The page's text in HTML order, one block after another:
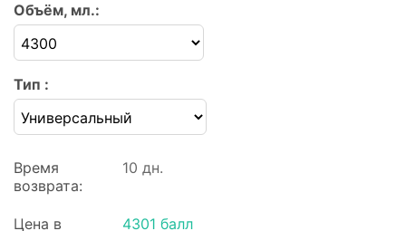
Объём, мл.:
Тип :
Время
возврата:
10 дн.
Цена в
4301 балл